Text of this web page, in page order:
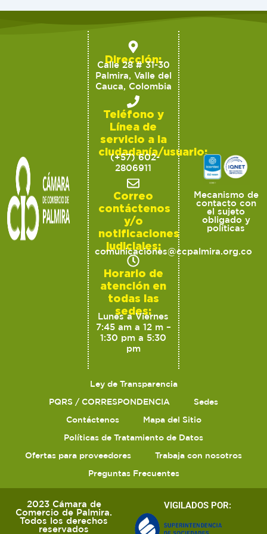
Dirección:
Calle 28 # 31-30
Palmira, Valle del
Cauca, Colombia
Teléfono y
Línea de
servicio a la
ciudadanía/usuario:
(+57) 602-
2806911
Correo
contáctenos
y/o
notificaciones
judiciales:
comunicaciones@ccpalmira.org.co
Horario de
atención en
todas las
sedes:
Lunes a Viernes
7:45 am a 12 m –
1:30 pm a 5:30
pm
Mecanismo de
contacto con
el sujeto
obligado y
políticas
Ley de Transparencia
PQRS / CORRESPONDENCIA
Sedes
Contáctenos
Mapa del Sitio
Políticas de Tratamiento de Datos
Ofertas para proveedores
Trabaja con nosotros
Preguntas Frecuentes
2023 Cámara de
Comercio de Palmira.
Todos los derechos
reservados
VIGILADOS POR: